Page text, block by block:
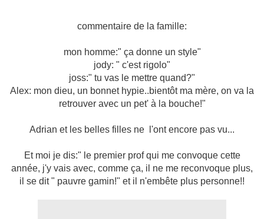
commentaire de la famille:
mon homme:" ça donne un style"
jody: " c'est rigolo"
joss:" tu vas le mettre quand?"
Alex: mon dieu, un bonnet hypie..bientôt ma mère, on va la
retrouver avec un pet' à la bouche!"
Adrian et les belles filles ne l'ont encore pas vu...
Et moi je dis:" le premier prof qui me convoque cette
année, j'y vais avec, comme ça, il ne me reconvoque plus,
il se dit " pauvre gamin!" et il n'embête plus personne!!